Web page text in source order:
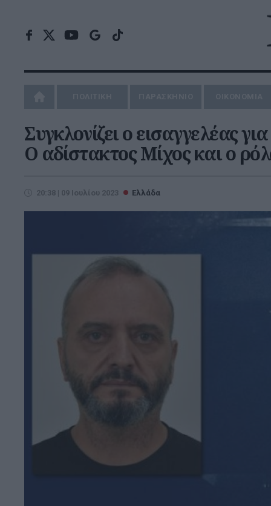
Συγκλονίζει ο εισαγγελέας
Ο αδίστακτος Μίχος και ο
20:38 | 09 Ιουλίου 2023 Ελλάδα